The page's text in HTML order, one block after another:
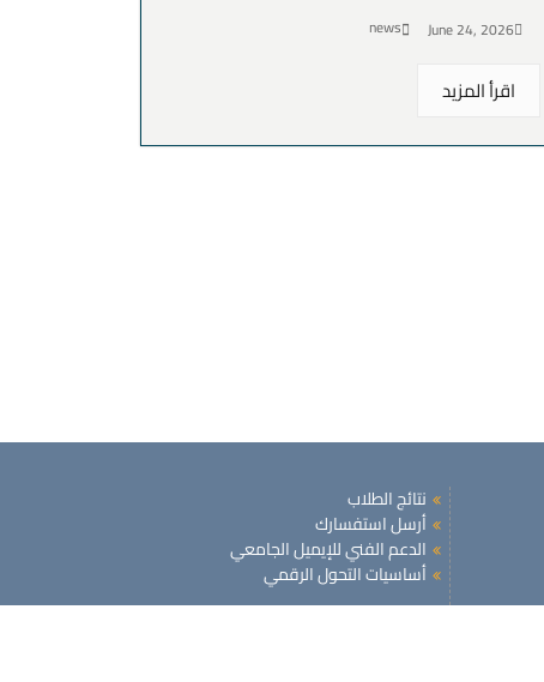
June 24, 2026
news
اقرأ المزيد
نتائج الطلاب
أرسل استفسارك
الدعم الفني للإيميل الجامعي
أساسيات التحول الرقمي